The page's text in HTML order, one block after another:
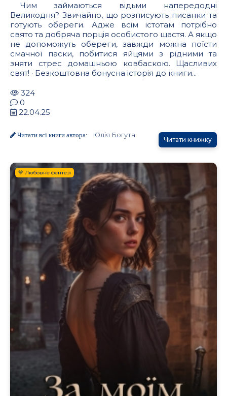
Чим займаються відьми напередодні
Великодня? Звичайно, що розписують писанки та
готують обереги. Адже всім істотам потрібно
свято та добряча порція особистого щастя. А якщо
не допоможуть обереги, завжди можна поїсти
смачної паски, побитися яйцями з рідними та
зняти стрес домашньою ковбаскою. Щасливих
свят! · Безкоштовна бонусна історія до книги...
324
0
22.04.25
Читати всі книги автора: Юлія Богута
Читати книжку
💙 Любовне фентезі